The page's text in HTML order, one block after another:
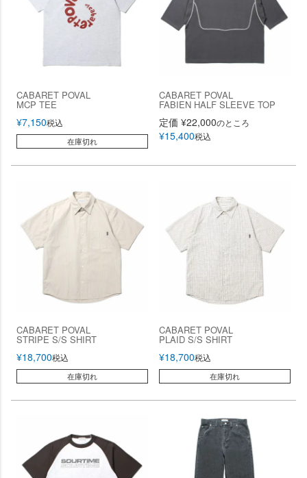
CABARET POVAL
MCP TEE
¥7,150税込
在庫切れ
CABARET POVAL
FABIEN HALF SLEEVE TOP
定価 ¥22,000のところ
¥15,400税込
CABARET POVAL
STRIPE S/S SHIRT
¥18,700税込
在庫切れ
CABARET POVAL
PLAID S/S SHIRT
¥18,700税込
在庫切れ